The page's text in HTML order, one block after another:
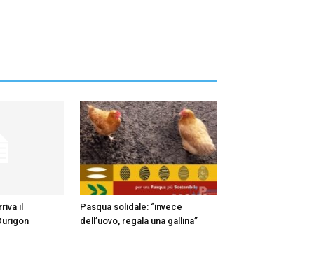
il
Pasqua solidale: “invece
dell’uovo, regala una gallina”